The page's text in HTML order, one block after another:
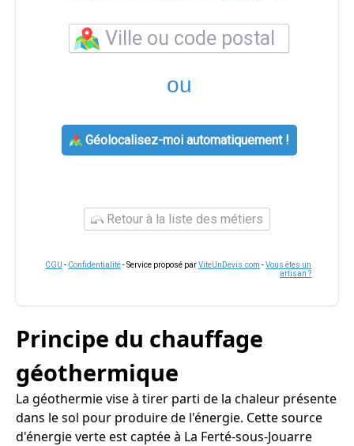
ou
Géolocalisez-moi automatiquement !
Retour à la liste des métiers
CGU - Confidentialité- Service proposé parViteUnDevis.com -Vous êtes un
artisan ?
Principe du chauffage
géothermique
La géothermie vise à tirer parti de la chaleur présente
dans le sol pour produire de l'énergie. Cette source
d'énergie verte est captée à La Ferté-sous-Jouarre